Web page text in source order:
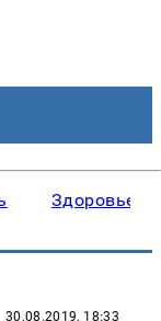
Здоровье
30.08.2019, 18:33